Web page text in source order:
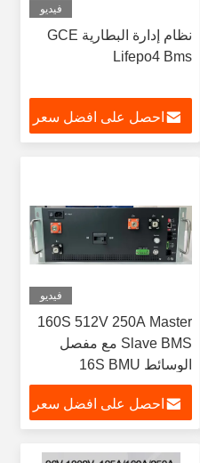
فيديو
نظام إدارة البطارية GCE
Lifepo4 Bms
احصل على افضل سعر
فيديو
160S 512V 250A Master
Slave BMS مع مفصل
الوسائط 16S BMU
احصل على افضل سعر